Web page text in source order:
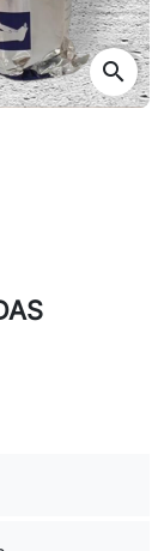
search